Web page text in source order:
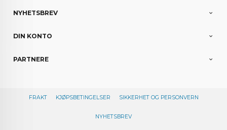
NYHETSBREV
DIN KONTO
PARTNERE
FRAKT KJØPSBETINGELSER SIKKERHET OG PERSONVERN
NYHETSBREV